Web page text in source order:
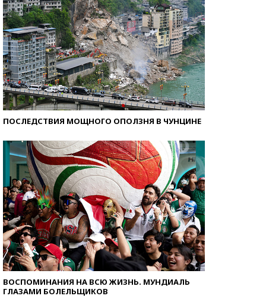
ПОСЛЕДСТВИЯ МОЩНОГО ОПОЛЗНЯ В ЧУНЦИНЕ
ВОСПОМИНАНИЯ НА ВСЮ ЖИЗНЬ. МУНДИАЛЬ
ГЛАЗАМИ БОЛЕЛЬЩИКОВ